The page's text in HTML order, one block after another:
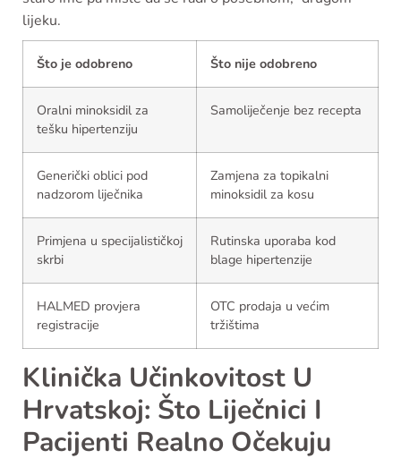
lijeku.
Što je odobreno Što nije odobreno
Oralni minoksidil za
tešku hipertenziju
Samoliječenje bez recepta
Generički oblici pod
nadzorom liječnika
Zamjena za topikalni
minoksidil za kosu
Primjena u specijalističkoj
skrbi
Rutinska uporaba kod
blage hipertenzije
HALMED provjera
registracije
OTC prodaja u većim
tržištima
Klinička Učinkovitost U
Hrvatskoj: Što Liječnici I
Pacijenti Realno Očekuju